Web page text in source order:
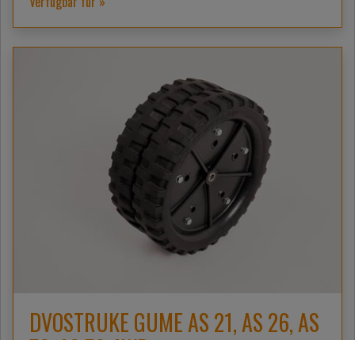
DVOSTRUKE GUME AS 21, AS 26, AS